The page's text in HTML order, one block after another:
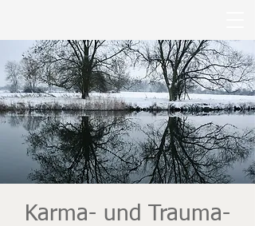
Karma- und Trauma-